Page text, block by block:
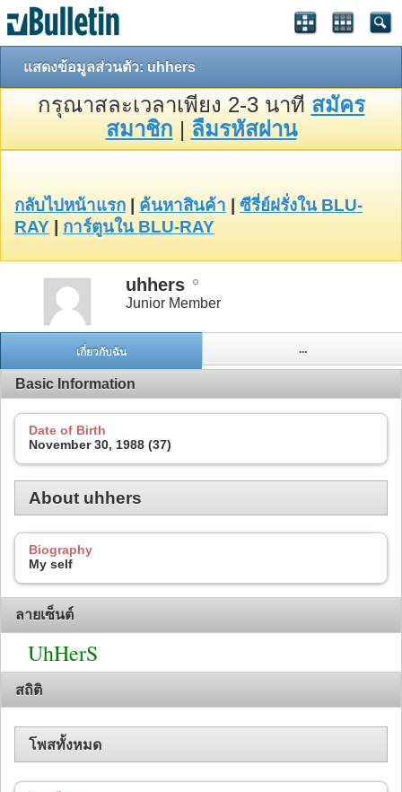
แสดงข้อมูลส่วนตัว: uhhers
กรุณาสละเวลาเพียง 2-3 นาที สมัคร
สมาชิก | ลืมรหัสผ่าน
กลับไปหน้าแรก ค้นหาสินค้า
ซีรี่ย์ฝรั่งใน BLU-
RAY
การ์ตูนใน BLU-RAY
uhhers
Junior Member
เกี่ยวกับฉัน ...
Basic Information
Date of Birth
November 30, 1988 (37)
About uhhers
Biography
My self
ลายเซ็นต์
UhHerS
สถิติ
โพสทั้งหมด